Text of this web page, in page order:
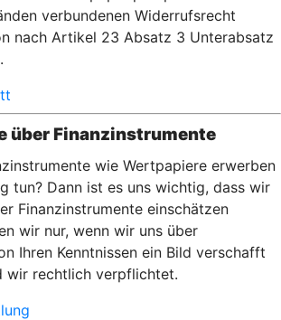
verbundenen Widerrufsrecht
nach Artikel 23 Absatz 3 Unterabsatz
über Finanzinstrumente
wie Wertpapiere erwerben
tun? Dann ist es uns wichtig, dass wir
Finanzinstrumente einschätzen
wir nur, wenn wir uns über
Ihren Kenntnissen ein Bild verschafft
wir rechtlich verpflichtet.